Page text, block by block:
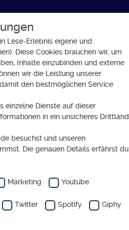
SOZIALES
Lese-Erlebnis eigene und
Diese Cookies brauchen wir, um
Inhalte einzubinden und externe
wir die Leistung unserer
den bestmöglichen Service
einzelne Dienste auf dieser
in ein unsicheres Drittland
besuchst und unseren
Die genauen Details erfährst du
Marketing Youtube
Twitter Spotify Giphy